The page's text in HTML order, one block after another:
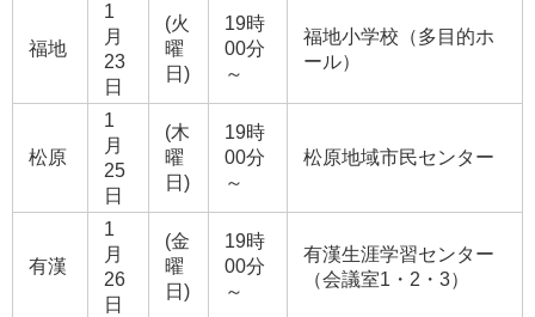
福地
1
月
23
日
(火
曜
日)
19時
00分
～
福地小学校（多目的ホ
ール）
松原
1
月
25
日
(木
曜
日)
19時
00分
～
松原地域市民センター
有漢
1
月
26
日
(金
曜
日)
19時
00分
～
有漢生涯学習センター
（会議室1・2・3）